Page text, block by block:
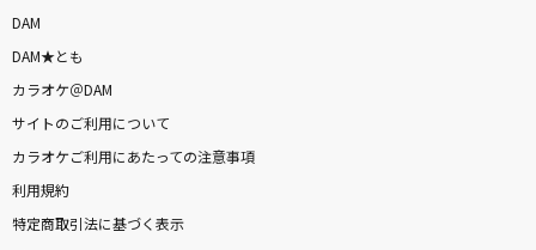
DAM
DAM★とも
カラオケ＠DAM
サイトのご利用について
カラオケご利用にあたっての注意事項
利用規約
特定商取引法に基づく表示